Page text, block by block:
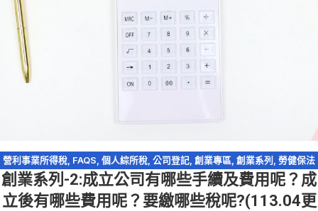
營利事業所得稅 FAQS 個人綜所稅 公司登記 創業專區 創業系列
勞健保法
規,工商登記,會計師簽證, 營業稅 ,股利收入,資本額查核簽證
創業系列-2:成立公司有哪些手續及費用呢？成
立後有哪些費用呢？要繳哪些稅呢?(113.04更